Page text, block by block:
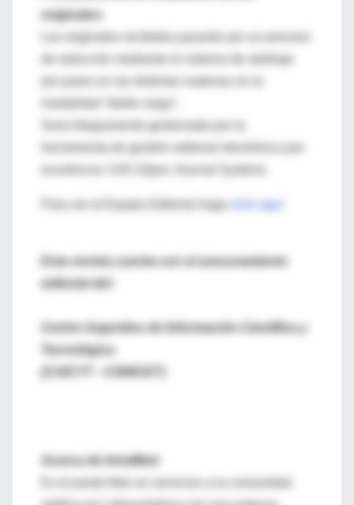
originales:
Los originales recibidos pasarán por un proceso
de selección mediante el sistema de arbitraje
modalidad “doble ciego”.
Será íntegramente gestionada por la
herramienta de gestión editorial electrónica por
Para ver el Equipo Editorial haga click aquí
Esta revista cuenta con el asesoramiento
editorial del:
Centro Argentino de Información Científica y
Tecnológica
Acerca de IntraMed: